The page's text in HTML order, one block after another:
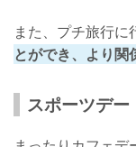
また、プチ旅行に
とができ、より関
スポーツデー